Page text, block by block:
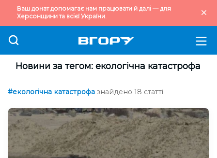
Ваш донат допомагає нам працювати й далі — для
Херсонщини та всієї України.
Новини за тегом: екологічна катастрофа
#екологічна катастрофа знайдено 18 статті